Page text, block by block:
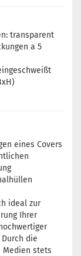
transparent
a 5
eines Covers
ideal zur
Ihrer
die
stets